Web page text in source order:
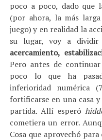
poco a poco, dado que
(por ahora, la más
juego) y en realidad la
su lugar, voy a
acercamiento,
Pero antes de
poco lo que ha
inferioridad numérica
fortificarse en una casa
partida. Allí esperó
cometiera un error.
Cosa que aprovechó